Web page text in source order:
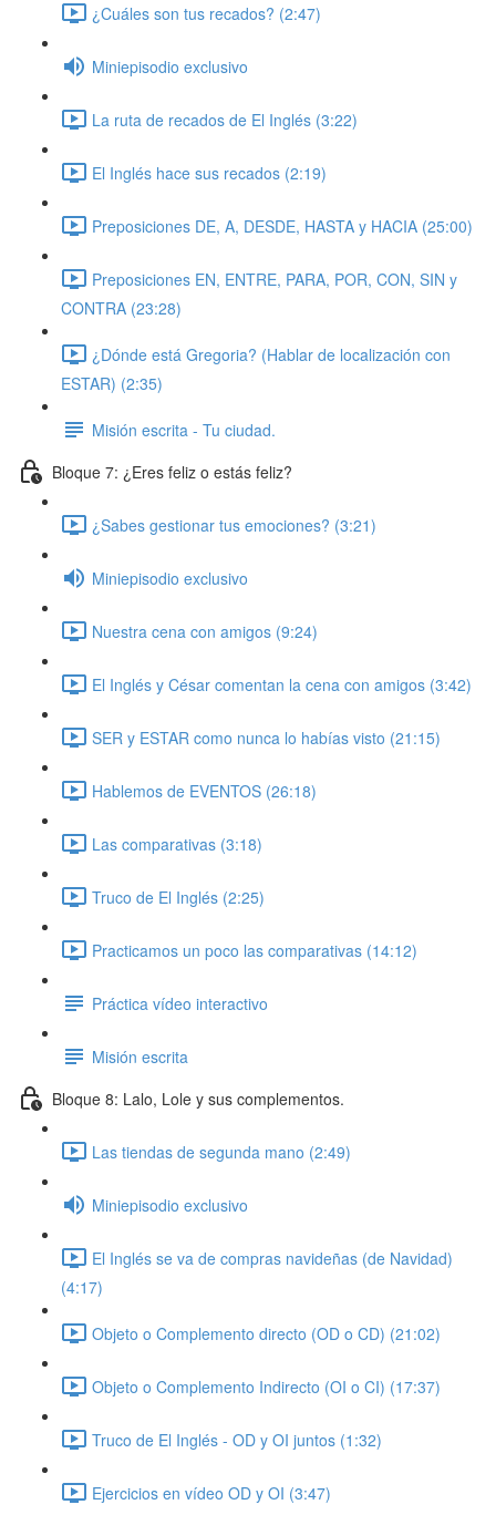
¿Cuáles son tus recados? (2:47)
Miniepisodio exclusivo
La ruta de recados de El Inglés (3:22)
El Inglés hace sus recados (2:19)
Preposiciones DE, A, DESDE, HASTA y HACIA (25:00)
Preposiciones EN, ENTRE, PARA, POR, CON, SIN y
CONTRA (23:28)
¿Dónde está Gregoria? (Hablar de localización con
ESTAR) (2:35)
Misión escrita - Tu ciudad.
Bloque 7: ¿Eres feliz o estás feliz?
¿Sabes gestionar tus emociones? (3:21)
Miniepisodio exclusivo
Nuestra cena con amigos (9:24)
El Inglés y César comentan la cena con amigos (3:42)
SER y ESTAR como nunca lo habías visto (21:15)
Hablemos de EVENTOS (26:18)
Las comparativas (3:18)
Truco de El Inglés (2:25)
Practicamos un poco las comparativas (14:12)
Práctica vídeo interactivo
Misión escrita
Bloque 8: Lalo, Lole y sus complementos.
Las tiendas de segunda mano (2:49)
Miniepisodio exclusivo
El Inglés se va de compras navideñas (de Navidad)
(4:17)
Objeto o Complemento directo (OD o CD) (21:02)
Objeto o Complemento Indirecto (OI o CI) (17:37)
Truco de El Inglés - OD y OI juntos (1:32)
Ejercicios en vídeo OD y OI (3:47)